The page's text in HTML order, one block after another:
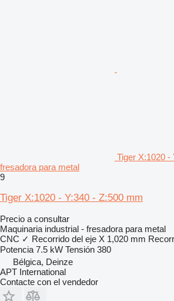
Tiger X:1020 -
fresadora para metal
9
Tiger X:1020 - Y:340 - Z:500 mm
Precio a consultar
Maquinaria industrial - fresadora para metal
CNC ✓ Recorrido del eje X 1,020 mm
Potencia 7.5 kW Tensión 380
Bélgica, Deinze
APT International
Contacte con el vendedor